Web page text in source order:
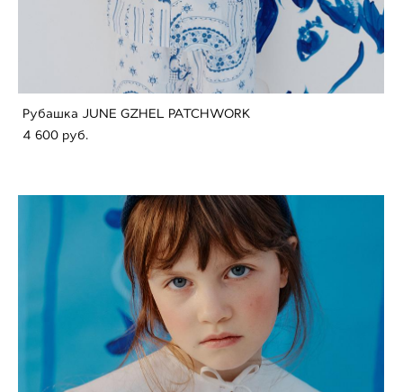
Рубашка JUNE GZHEL PATCHWORK
4 600 pуб.